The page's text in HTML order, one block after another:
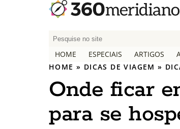
P
q
u
i
s
a
HOME ESPECIAIS ARTIGOS
HOME » DICAS DE VIAGEM »
Onde ficar
para se